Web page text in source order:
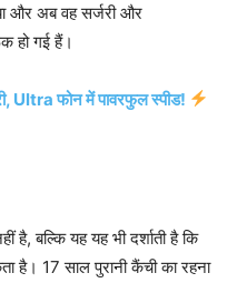
और अब वह सर्जरी और
हो गई हैं।
Ultra फोन में पावरफुल स्पीड!
है, बल्कि यह यह भी दर्शाती है कि
है। 17 साल पुरानी कैंची का रहना